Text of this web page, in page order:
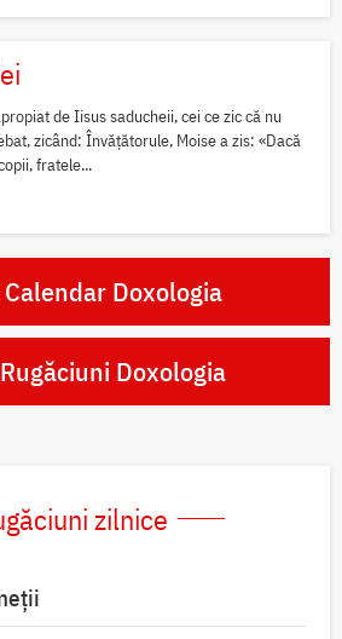
de Iisus saducheii, cei ce zic că nu
zicând: Învățătorule, Moise a zis: «Dacă
fratele...
Doxologia
Doxologia
zilnice